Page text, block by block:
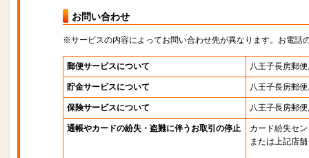
お問い合わせ
※サービスの内容によってお問い合わせ先が異なります。お電話
郵便サービスについて 八王子長房郵
貯金サービスについて 八王子長房郵
保険サービスについて 八王子長房郵
通帳やカードの紛失・盗難に伴うお取引の停止
カード紛失セ
または上記店舗